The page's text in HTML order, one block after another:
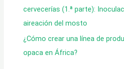
cervecerías (1.ª parte):
aireación del mosto
¿Cómo crear una línea de
opaca en África?